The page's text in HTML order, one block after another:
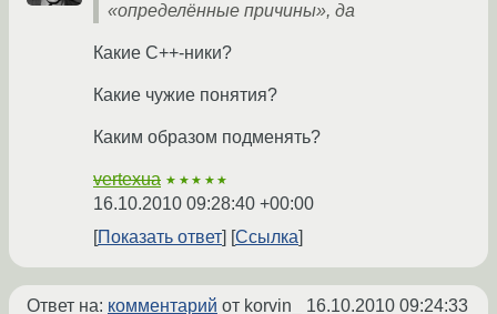
«определённые причины», да
Какие С++-ники?
Какие чужие понятия?
Каким образом подменять?
vertexua ★★★★★
16.10.2010 09:28:40 +00:00
Показать ответ
Ссылка
Ответ на: комментарий от korvin_ 16.10.2010 09:24:33